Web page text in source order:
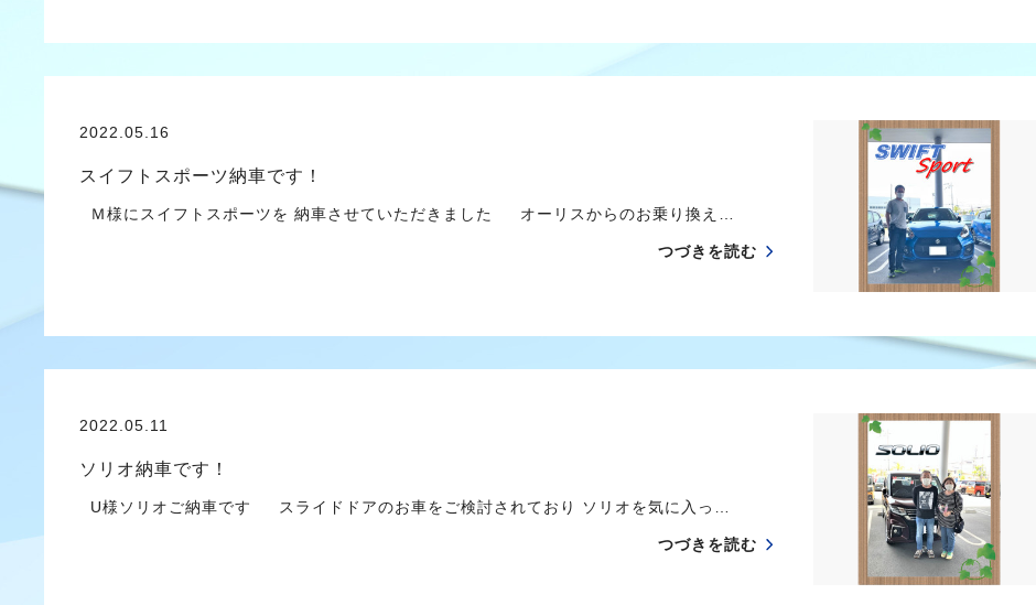
2022.05.16
スイフトスポーツ納車です！
Ｍ様にスイフトスポーツを 納車させていただきました オーリスからのお乗り換え…
つづきを読む
2022.05.11
ソリオ納車です！
U様ソリオご納車です スライドドアのお車をご検討されており ソリオを気に入っ…
つづきを読む